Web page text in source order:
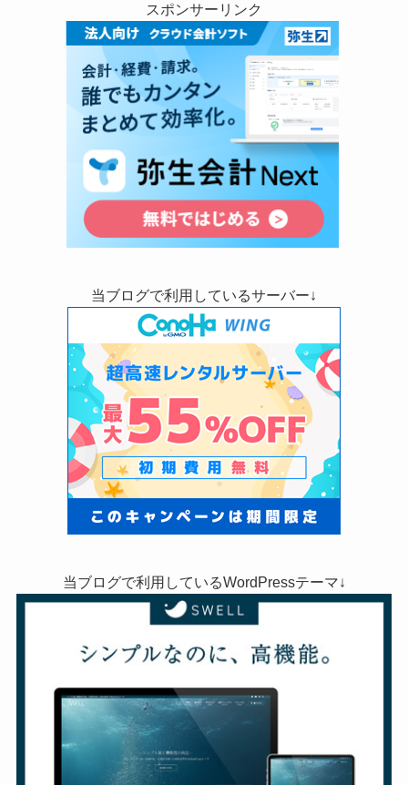
スポンサーリンク
当ブログで利用しているサーバー↓
当ブログで利用しているWordPressテーマ↓